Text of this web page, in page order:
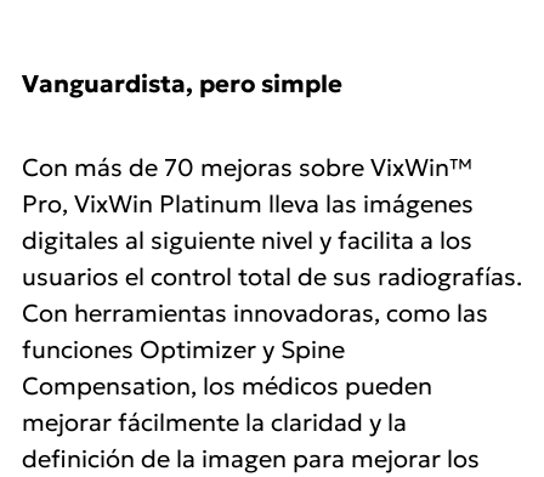
Vanguardista, pero simple
Con más de 70 mejoras sobre VixWin™
Pro, VixWin Platinum lleva las imágenes
digitales al siguiente nivel y facilita a los
usuarios el control total de sus radiografías.
Con herramientas innovadoras, como las
funciones Optimizer y Spine
Compensation, los médicos pueden
mejorar fácilmente la claridad y la
definición de la imagen para mejorar los